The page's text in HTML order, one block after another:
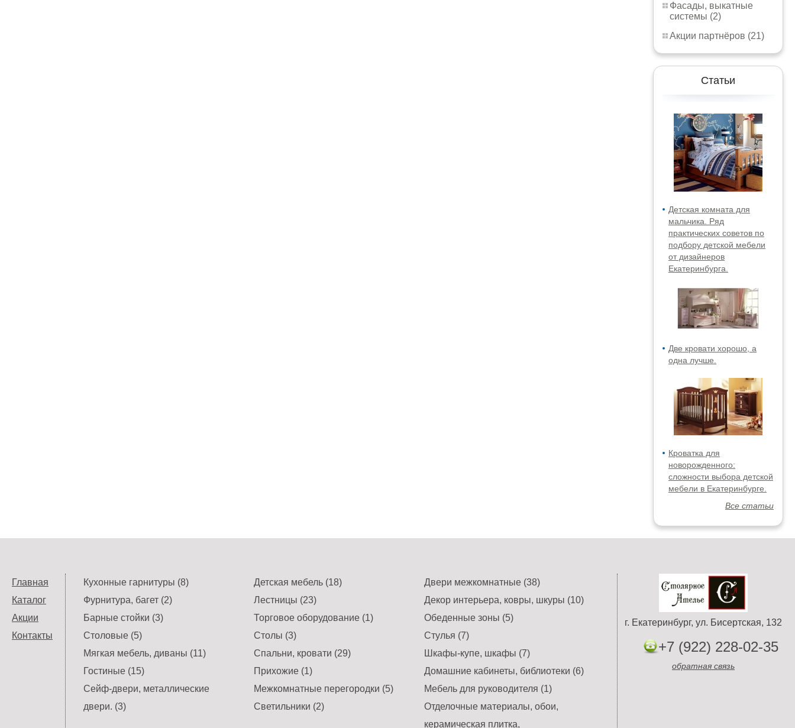
Фасады, выкатные
системы (2)
Акции партнёров (21)
Статьи
Детская комната для
мальчика. Ряд
практических советов по
подбору детской мебели
от дизайнеров
Екатеринбурга.
Две кровати хорошо, а
одна лучше.
Кроватка для
новорожденного:
сложности выбора детской
мебели в Екатеринбурге.
Все статьи
Главная
Каталог
Акции
Контакты
г. Екатеринбург, ул. Бисертская, 132
+7 (922) 228-02-35
обратная связь
Кухонные гарнитуры (8) Детская мебель (18)
Двери межкомнатные (38)
Фурнитура, багет (2)
Лестницы (23)
Декор интерьера, ковры, шкуры (10)
Барные стойки (3)
Торговое оборудование (1)
Обеденные зоны (5)
Столовые (5)
Столы (3)
Стулья (7)
Мягкая мебель, диваны (11)
Спальни, кровати (29)
Шкафы-купе, шкафы (7)
Гостиные (15)
Прихожие (1)
Домашние кабинеты, библиотеки (6)
Сейф-двери, металлические
двери. (3)
Межкомнатные перегородки (5)
Мебель для руководителя (1)
Светильники (2)
Отделочные материалы, обои,
керамическая плитка,